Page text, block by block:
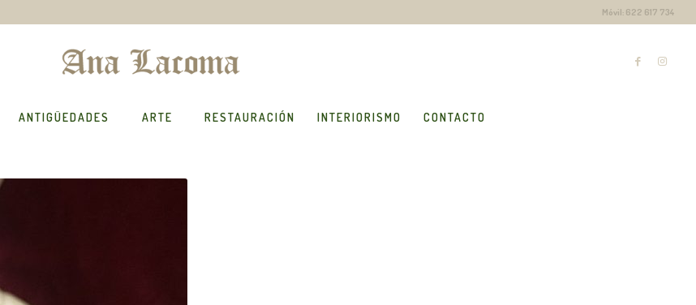
Móvil: 622 617 734
ANTIGÜEDADES ARTE RESTAURACIÓN INTERIORISMO CONTACTO